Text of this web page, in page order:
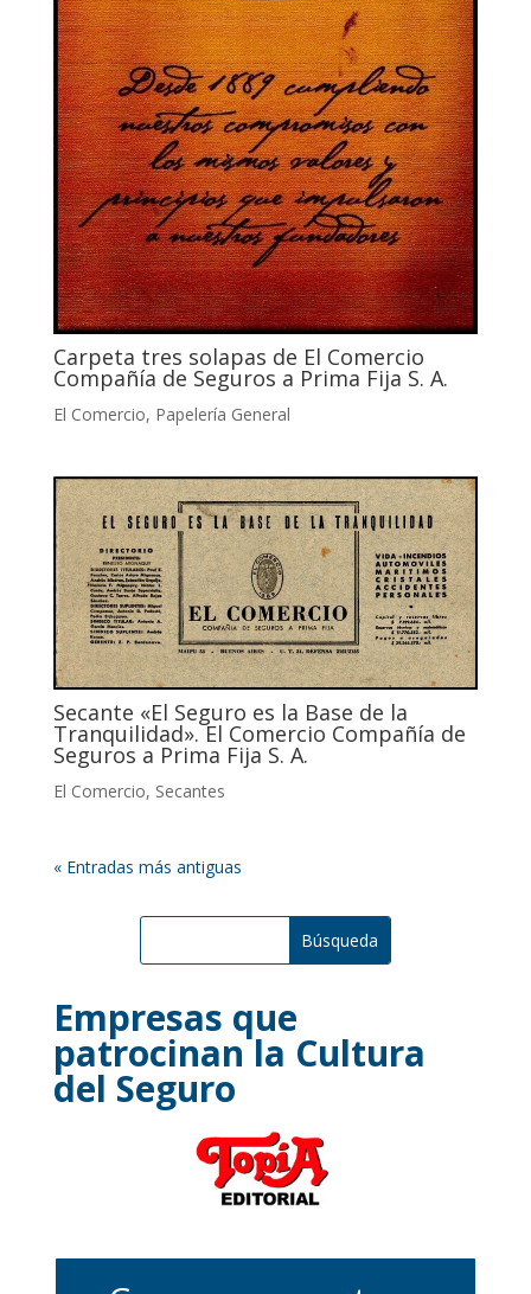
Carpeta tres solapas de El Comercio
Compañía de Seguros a Prima Fija S. A.
El Comercio, Papelería General
Secante «El Seguro es la Base de la
Tranquilidad». El Comercio Compañía de
Seguros a Prima Fija S. A.
El Comercio, Secantes
« Entradas más antiguas
Empresas que
patrocinan la Cultura
del Seguro